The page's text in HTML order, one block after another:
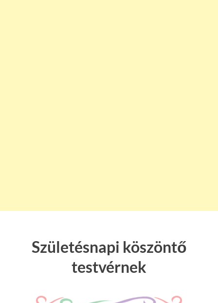
Születésnapi köszöntő
testvérnek